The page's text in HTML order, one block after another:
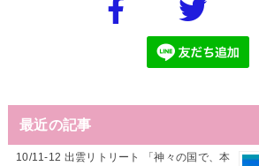
最近の記事
10/11-12 出雲リトリート 「神々の国で、本